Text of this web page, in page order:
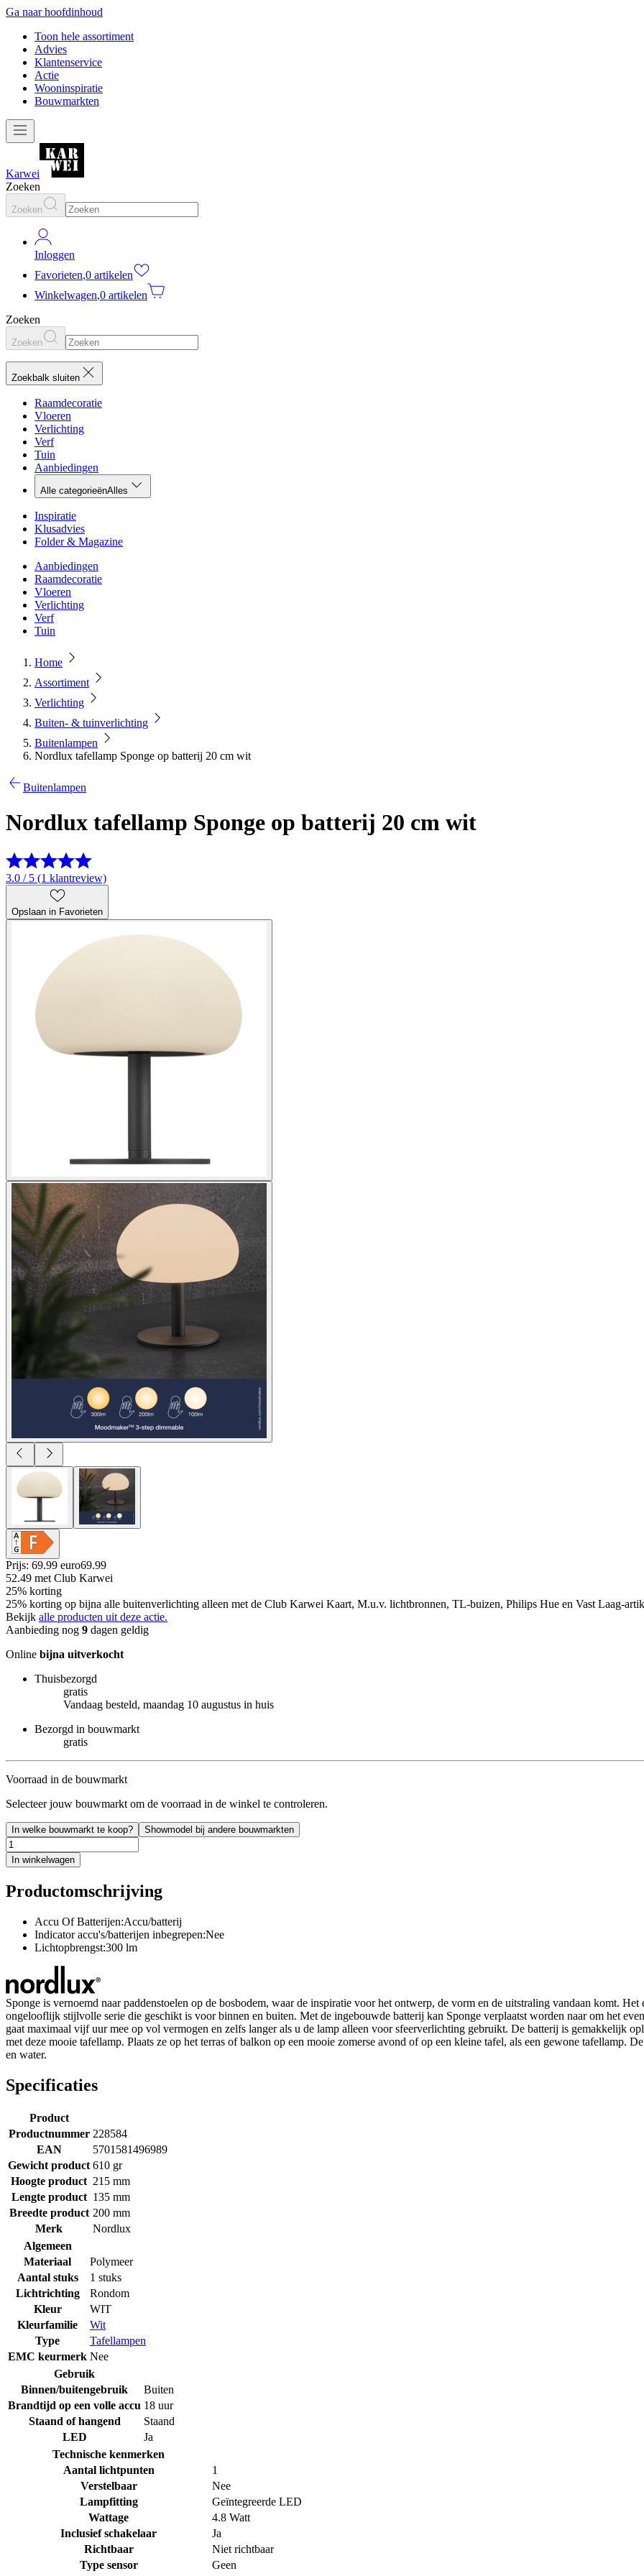
Ga naar hoofdinhoud
Toon hele assortiment
Advies
Klantenservice
Actie
Wooninspiratie
Bouwmarkten
Karwei
Zoeken
Zoeken
Inloggen
Favorieten,0 artikelen
Winkelwagen,0 artikelen
Zoeken
Zoeken
Zoekbalk sluiten
Raamdecoratie
Vloeren
Verlichting
Verf
Tuin
Aanbiedingen
Alle categorieënAlles
Inspiratie
Klusadvies
Folder & Magazine
Aanbiedingen
Raamdecoratie
Vloeren
Verlichting
Verf
Tuin
Home
Assortiment
Verlichting
Buiten- & tuinverlichting
Buitenlampen
Nordlux tafellamp Sponge op batterij 20 cm wit
Buitenlampen
Nordlux tafellamp Sponge op batterij 20 cm wit
3.0 / 5 (1 klantreview)
Opslaan in Favorieten
Prijs: 69.99 euro69.99
52.49 met Club Karwei
25% korting
25% korting op bijna alle buitenverlichting alleen met de Club Karwei Kaart, M.u.v. lichtbronnen, TL-buizen, Philips Hue en Vast Laag-
Bekijk alle producten uit deze actie.
Aanbieding nog 9 dagen geldig
Online bijna uitverkocht
Thuisbezorgd
gratis
Vandaag besteld, maandag 10 augustus in huis
Bezorgd in bouwmarkt
gratis
Voorraad in de bouwmarkt
Selecteer jouw bouwmarkt om de voorraad in de winkel te controleren.
In welke bouwmarkt te koop? Showmodel bij andere bouwmarkten
In winkelwagen
Productomschrijving
Accu Of Batterijen:Accu/batterij
Indicator accu's/batterijen inbegrepen:Nee
Lichtopbrengst:300 lm
Sponge is vernoemd naar paddenstoelen op de bosbodem, waar de inspiratie voor het ontwerp, de vorm en de uitstraling vandaan komt.
ongelooflijk stijlvolle serie die geschikt is voor binnen en buiten. Met de ingebouwde batterij kan Sponge verplaatst worden naar om het
gaat maximaal vijf uur mee op vol vermogen en zelfs langer als u de lamp alleen voor sfeerverlichting gebruikt. De batterij is gemakkelijk
met deze mooie tafellamp. Plaats ze op het terras of balkon op een mooie zomerse avond of op een kleine tafel, als een gewone tafellamp.
en water.
Specificaties
Product
Productnummer 228584
EAN
5701581496989
Gewicht product 610 gr
Hoogte product 215 mm
Lengte product 135 mm
Breedte product 200 mm
Merk
Nordlux
Algemeen
Materiaal
Polymeer
Aantal stuks
1 stuks
Lichtrichting
Rondom
Kleur
WIT
Kleurfamilie
Wit
Type
Tafellampen
EMC keurmerk Nee
Gebruik
Binnen/buitengebruik
Buiten
Brandtijd op een volle accu 18 uur
Staand of hangend
Staand
LED
Ja
Technische kenmerken
Aantal lichtpunten
1
Verstelbaar
Nee
Lampfitting
Geïntegreerde LED
Wattage
4.8 Watt
Inclusief schakelaar
Ja
Richtbaar
Niet richtbaar
Type sensor
Geen